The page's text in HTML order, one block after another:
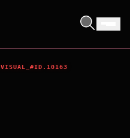
VISUAL_#ID.10163